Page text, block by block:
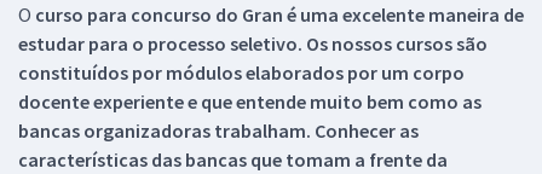
O curso para concurso do Gran é uma excelente maneira de
estudar para o processo seletivo. Os nossos cursos são
constituídos por módulos elaborados por um corpo
docente experiente e que entende muito bem como as
bancas organizadoras trabalham. Conhecer as
características das bancas que tomam a frente da